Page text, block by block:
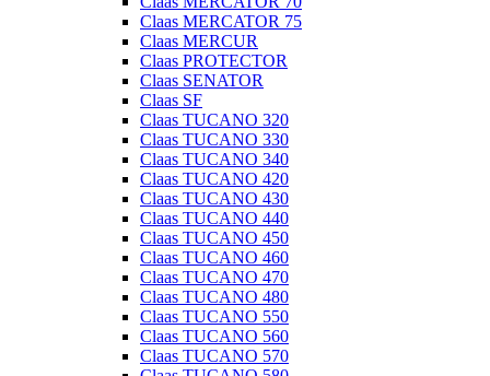
Claas MERCATOR 75
Claas MERCUR
Claas PROTECTOR
Claas SENATOR
Claas SF
Claas TUCANO 320
Claas TUCANO 330
Claas TUCANO 340
Claas TUCANO 420
Claas TUCANO 430
Claas TUCANO 440
Claas TUCANO 450
Claas TUCANO 460
Claas TUCANO 470
Claas TUCANO 480
Claas TUCANO 550
Claas TUCANO 560
Claas TUCANO 570